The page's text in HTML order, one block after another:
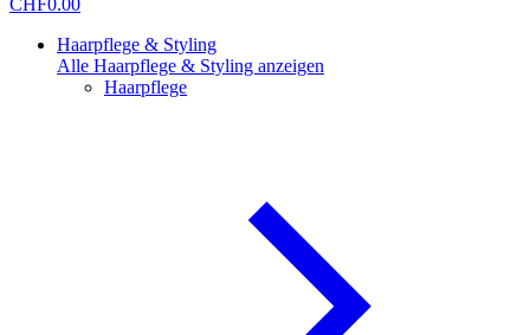
CHF0.00
Haarpflege & Styling
Alle Haarpflege & Styling anzeigen
Haarpflege